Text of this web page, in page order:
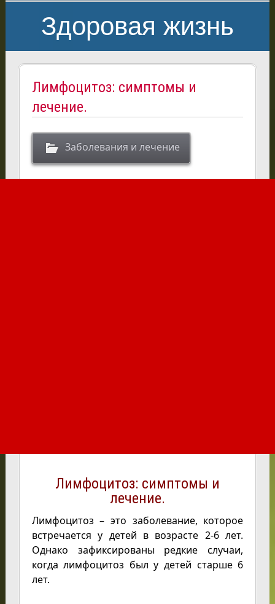
Здоровая жизнь
Лимфоцитоз: симптомы и
лечение.
Заболевания и лечение
Лимфоцитоз: симптомы и
лечение.
Лимфоцитоз – это заболевание, которое
встречается у детей в возрасте 2-6 лет.
Однако зафиксированы редкие случаи,
когда лимфоцитоз был у детей старше 6
лет.